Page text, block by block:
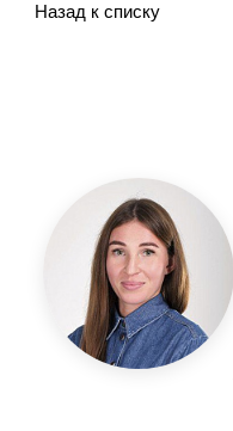
Назад к списку